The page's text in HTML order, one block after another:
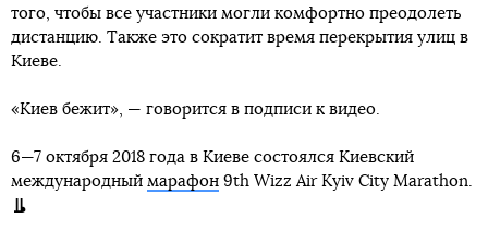
того, чтобы все участники могли комфортно преодолеть
дистанцию. Также это сократит время перекрытия улиц в
Киеве.
«Киев бежит», — говорится в подписи к видео.
6—7 октября 2018 года в Киеве состоялся Киевский
международный марафон 9th Wizz Air Kyiv City Marathon.